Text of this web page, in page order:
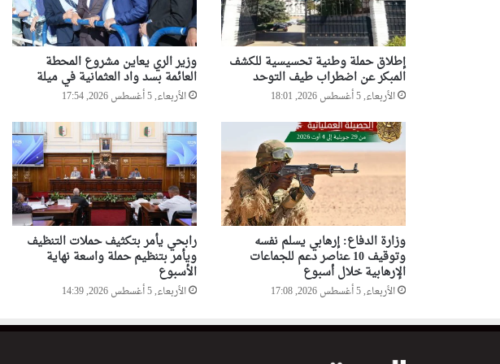
إطلاق حملة وطنية تحسيسية للكشف
المبكر عن اضطراب طيف التوحد
الأربعاء, 5 أغسطس 2026, 18:01
وزير الري يعاين مشروع المحطة
العائمة بسد واد العثمانية في ميلة
الأربعاء, 5 أغسطس 2026, 17:54
وزارة الدفاع: إرهابي يسلم نفسه
وتوقيف 10 عناصر دعم للجماعات
الإرهابية خلال أسبوع
الأربعاء, 5 أغسطس 2026, 17:08
رابحي يأمر بتكثيف حملات التنظيف
ويأمر بتنظيم حملة واسعة نهاية
الأسبوع
الأربعاء, 5 أغسطس 2026, 14:39